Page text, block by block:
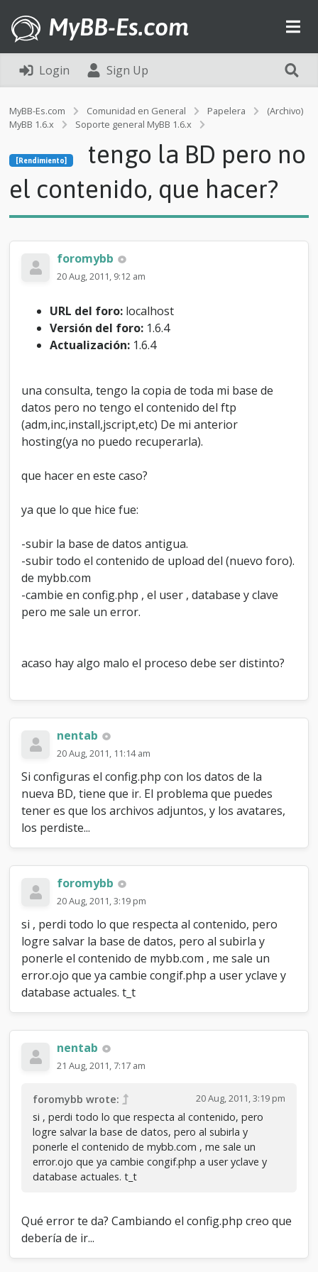
MyBB-Es.com
Login Sign Up
MyBB-Es.com Comunidad en General Papelera
(Archivo)
MyBB 1.6.x
Soporte general MyBB 1.6.x
t
e
g
l
B
o
n
t
h
a
e
[Rendimiento]
tengo la BD pero no
el contenido, que hacer?
foromybb
20 Aug, 2011, 9:12 am
URL del foro: localhost
Versión del foro: 1.6.4
Actualización: 1.6.4
una consulta, tengo la copia de toda mi base de
datos pero no tengo el contenido del ftp
(adm,inc,install,jscript,etc) De mi anterior
hosting(ya no puedo recuperarla).
que hacer en este caso?
ya que lo que hice fue:
-subir la base de datos antigua.
-subir todo el contenido de upload del (nuevo foro).
de mybb.com
-cambie en config.php , el user , database y clave
pero me sale un error.
acaso hay algo malo el proceso debe ser distinto?
nentab
20 Aug, 2011, 11:14 am
Si configuras el config.php con los datos de la
nueva BD, tiene que ir. El problema que puedes
tener es que los archivos adjuntos, y los avatares,
los perdiste...
foromybb
20 Aug, 2011, 3:19 pm
si , perdi todo lo que respecta al contenido, pero
logre salvar la base de datos, pero al subirla y
ponerle el contenido de mybb.com , me sale un
error.ojo que ya cambie congif.php a user yclave y
database actuales. t_t
nentab
21 Aug, 2011, 7:17 am
20 Aug, 2011, 3:19 pm
foromybb wrote:
si , perdi todo lo que respecta al contenido, pero
logre salvar la base de datos, pero al subirla y
ponerle el contenido de mybb.com , me sale un
error.ojo que ya cambie congif.php a user yclave y
database actuales. t_t
Qué error te da? Cambiando el config.php creo que
debería de ir...